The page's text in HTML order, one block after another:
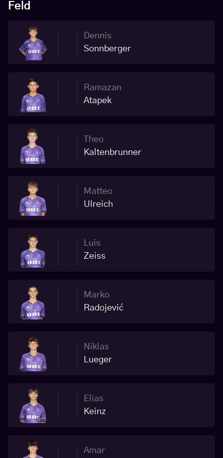
Feld
Dennis
Sonnberger
Ramazan
Atapek
Theo
Kaltenbrunner
Matteo
Ulreich
Luis
Zeiss
Marko
Radojević
Niklas
Lueger
Elias
Keinz
Amar